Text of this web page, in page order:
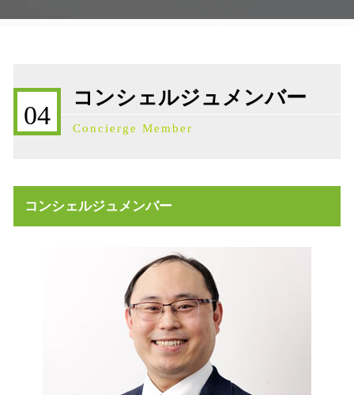
事業承継 生前贈与
事業承継 m&a
事業承継 株式移転
遺留分侵害額請求 時効
事業承継 対策
事業承継 株価を下げる
不動産 活用 コンサル
不動産売買契約 流れ
不動産 寄付 譲渡所得
不動産売買契約書 ない
不動産売買契約 必要書類
不動産売買契約 売主
不動産売買契約 委任状
不動産売買契約 代理人
不動産 放棄 固定資産税
補助金 石川県
相続税 石川県
事業承継補助金 石川県
04
コンシェルジュメンバー
Concierge Member
コンシェルジュメンバー